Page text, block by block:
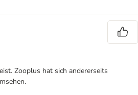
Zooplus hat sich andererseits